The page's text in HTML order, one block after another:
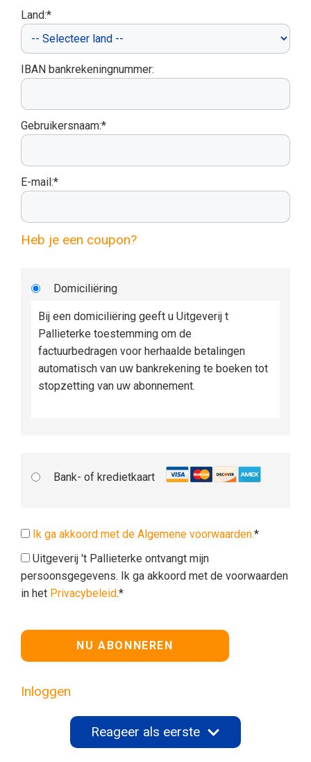
Land:*
IBAN bankrekeningnummer:
Gebruikersnaam:*
E-mail:*
Heb je een coupon?
Domiciliëring
Bij een domiciliëring geeft u Uitgeverij t
Pallieterke toestemming om de
factuurbedragen voor herhaalde betalingen
automatisch van uw bankrekening te boeken tot
stopzetting van uw abonnement.
Bank- of kredietkaart
Ik ga akkoord met de Algemene voorwaarden.*
Uitgeverij 't Pallieterke ontvangt mijn
persoonsgegevens. Ik ga akkoord met de voorwaarden
in het Privacybeleid.*
Geen waarde
Inloggen
Reageer als eerste